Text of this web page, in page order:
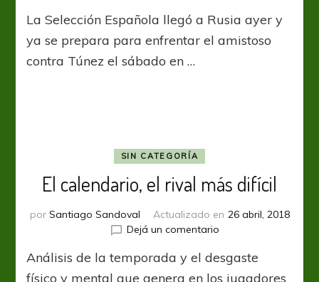
se
tiñe
La Selección Española llegó a Rusia ayer y
ya se prepara para enfrentar el amistoso
contra Túnez el sábado en …
SIN CATEGORÍA
El calendario, el rival más difícil
por Santiago Sandoval Actualizado en 26 abril, 2018
Dejá un comentarioen
calendario,
el
Análisis de la temporada y el desgaste
físico y mental que genera en los jugadores